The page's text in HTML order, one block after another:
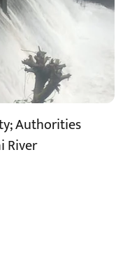
Authorities
River